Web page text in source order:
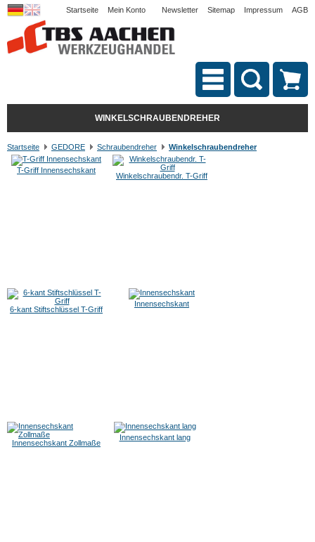
Startseite Mein Konto Newsletter Sitemap Impressum AGB
WINKELSCHRAUBENDREHER
Startseite GEDORE Schraubendreher Winkelschraubendreher
T-Griff Innensechskant
Winkelschraubendr. T-Griff
6-kant Stiftschlüssel T-Griff
Innensechskant
Innensechskant Zollmaße
Innensechskant lang